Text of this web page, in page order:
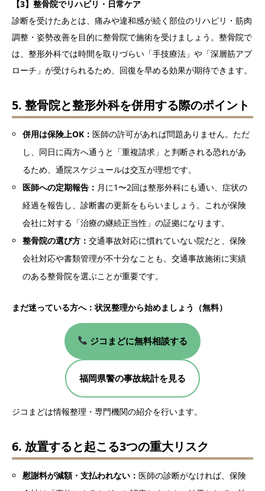
【3】整骨院でリハビリ・日常ケア
診断を受けたあとは、痛みや違和感が続く部位のリハビリ・筋肉
調整・姿勢改善を目的に整骨院で施術を受けましょう。整骨院で
は、整形外科では時間を取りづらい「手技療法」や「深層筋アプ
ローチ」が受けられるため、回復を早める効果が期待できます。
5. 整骨院と整形外科を併用する際のポイント
併用は保険上OK：医師の許可があれば問題ありません。ただ
し、同日に両方へ通うと「重複請求」と判断される恐れがあ
るため、通院スケジュールは交互が理想です。
医師への定期報告： 月に1〜2回は整形外科にも通い、症状の
経過を報告し、診断書の更新をもらいましょう。これが保険
会社に対する「治療の継続正当性」の証拠になります。
整骨院の選び方：交通事故対応に慣れていない院だと、保険
会社対応や書類管理が不十分なことも。交通事故施術に実績
のある整骨院を選ぶことが重要です。
まだ迷っている方へ：状況整理から始めましょう（無料）
ジコまどに無料相談する
福岡県警の事故統計を見る
ジコまどは情報整理・専門機関の紹介を行います。
6. 放置すると起こる3つの重大リスク
慰謝料が減額・支払われない：医師の診断がなければ、保険